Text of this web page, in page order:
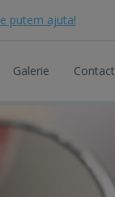
putem ajuta!
Galerie Contact